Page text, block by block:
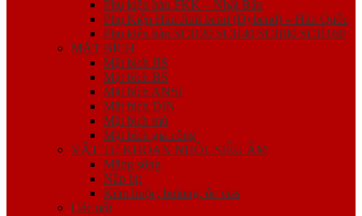
Phụ kiện hàn FKK – Nhật Bản
Phụ Kiện Hàn Jinil bend (Dybend) – Hàn Quốc
Phụ kiện hàn SCH20 SCH40 SCH80 SCH160
MẶT BÍCH
Mặt bích JIS
Mặt bích BS
Mặt bích ANSI
Mặt bích DIN
Mặt bích mù
Mặt bích gia công
VẬT TƯ KHOAN NHỒI, SIÊU ÂM
Măng sông
Nắp bịt
Kẽm buộc, bulong, ốc viss
Cóc nối